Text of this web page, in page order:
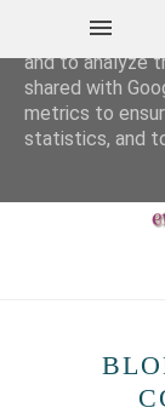
This site uses
and to analyze
shared with
metrics to
statistics, and